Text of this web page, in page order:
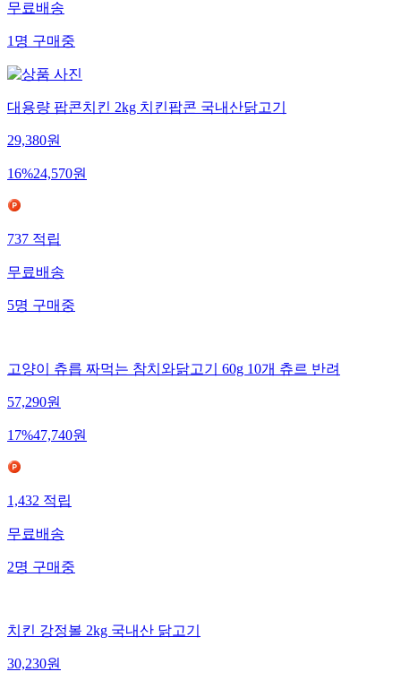
무료배송
1명구매중
대용량 팝콘치킨 2kg 치킨팝콘 국내산닭고기
29,380원
16%24,570원
737적립
무료배송
5명구매중
고양이 츄릅 짜먹는 참치와닭고기 60g 10개 츄르 반려
57,290원
17%47,740원
1,432적립
무료배송
2명구매중
치킨 강정볼 2kg 국내산 닭고기
30,230원